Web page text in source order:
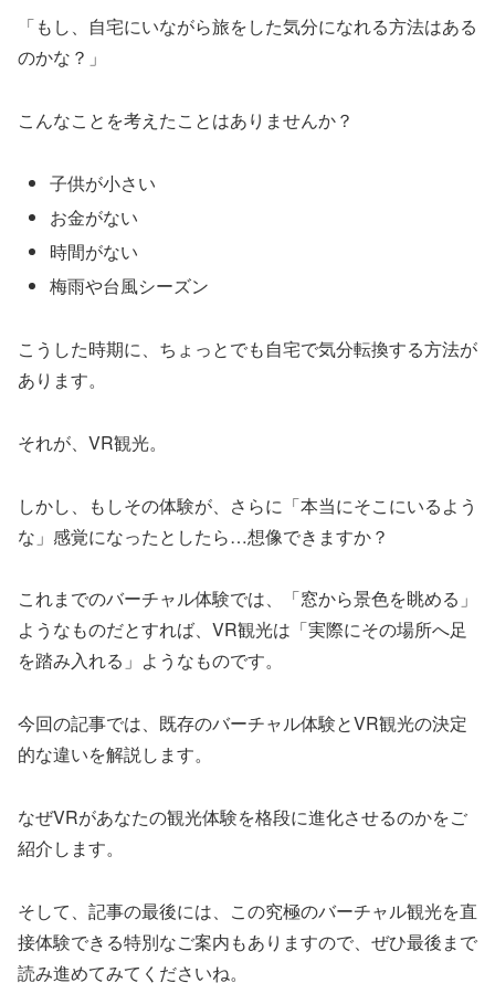
「もし、自宅にいながら旅をした気分になれる方法はある
のかな？」
こんなことを考えたことはありませんか？
子供が小さい
お金がない
時間がない
梅雨や台風シーズン
こうした時期に、ちょっとでも自宅で気分転換する方法が
あります。
それが、VR観光。
しかし、もしその体験が、さらに「本当にそこにいるよう
な」感覚になったとしたら…想像できますか？
これまでのバーチャル体験では、「窓から景色を眺める」
ようなものだとすれば、VR観光は「実際にその場所へ足
を踏み入れる」ようなものです。
今回の記事では、既存のバーチャル体験とVR観光の決定
的な違いを解説します。
なぜVRがあなたの観光体験を格段に進化させるのかをご
紹介します。
そして、記事の最後には、この究極のバーチャル観光を直
接体験できる特別なご案内もありますので、ぜひ最後まで
読み進めてみてくださいね。